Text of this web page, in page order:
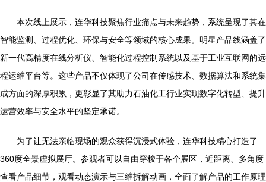
本次线上展示，连华科技聚焦行业痛点与未来趋势，系统呈现了其在
智能监测、过程优化、环保与安全等领域的核心成果。明星产品线涵盖了
新一代高精度在线分析仪、智能化过程控制系统以及基于工业互联网的远
程运维平台等。这些产品不仅体现了公司在传感技术、数据算法和系统集
成方面的深厚积累，更彰显了其助力石油化工行业实现数字化转型、提升
运营效率与安全水平的坚定承诺。
为了让无法亲临现场的观众获得沉浸式体验，连华科技精心打造了
360度全景虚拟展厅。参观者可以自由穿梭于各个展区，近距离、多角度
查看产品细节，观看动态演示与三维拆解动画，全面了解产品的工作原理